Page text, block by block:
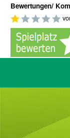
Bewertungen/